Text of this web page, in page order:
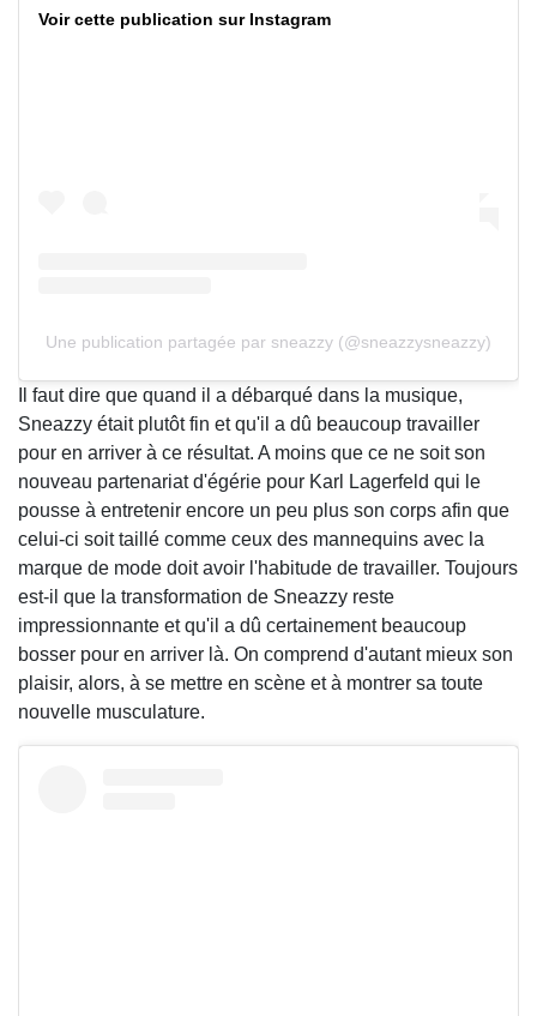
Voir cette publication sur Instagram
Une publication partagée par sneazzy (@sneazzysneazzy)
Il faut dire que quand il a débarqué dans la musique,
Sneazzy était plutôt fin et qu'il a dû beaucoup travailler
pour en arriver à ce résultat. A moins que ce ne soit son
nouveau partenariat d'égérie pour Karl Lagerfeld qui le
pousse à entretenir encore un peu plus son corps afin que
celui-ci soit taillé comme ceux des mannequins avec la
marque de mode doit avoir l'habitude de travailler. Toujours
est-il que la transformation de Sneazzy reste
impressionnante et qu'il a dû certainement beaucoup
bosser pour en arriver là. On comprend d'autant mieux son
plaisir, alors, à se mettre en scène et à montrer sa toute
nouvelle musculature.